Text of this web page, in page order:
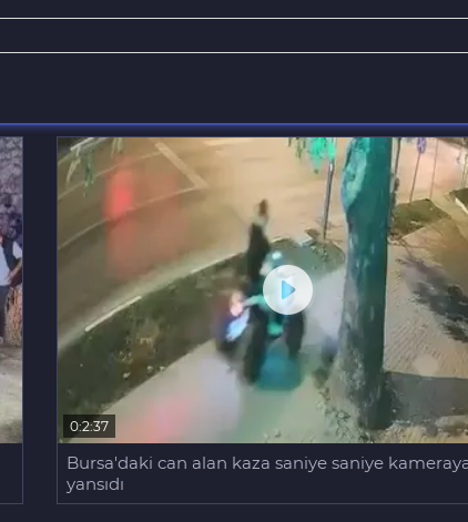
0:2:37
Bursa'daki can alan kaza saniye saniye
yansıdı